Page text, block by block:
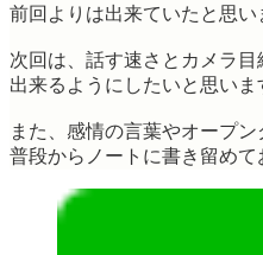
前回よりは出来ていたと思い
次回は、話す速さとカメラ
出来るようにしたいと思いま
また、感情の言葉やオープ
普段からノートに書き留めて